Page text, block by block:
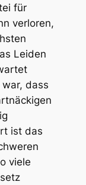
für
verloren,
Leiden
dass
ist das
viele